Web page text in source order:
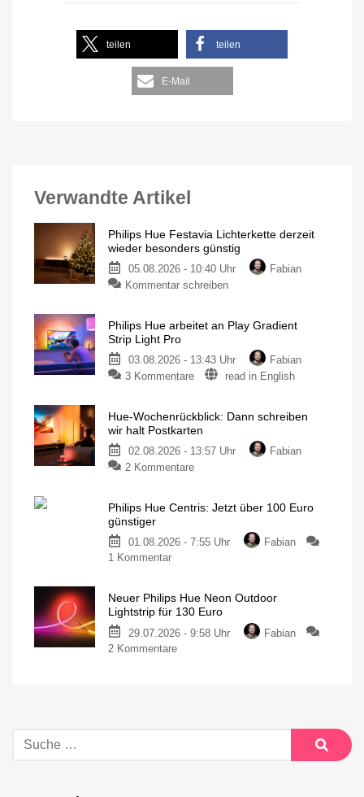
teilen teilen
E-Mail
Verwandte Artikel
Philips Hue Festavia Lichterkette derzeit
wieder besonders günstig
05.08.2026 - 10:40 Uhr
Fabian
Kommentar schreiben
Philips Hue arbeitet an Play Gradient
Strip Light Pro
03.08.2026 - 13:43 Uhr
Fabian
3 Kommentare
read in English
Hue-Wochenrückblick: Dann schreiben
wir halt Postkarten
02.08.2026 - 13:57 Uhr
Fabian
2 Kommentare
Philips Hue Centris: Jetzt über 100 Euro
günstiger
01.08.2026 - 7:55 Uhr
Fabian
1 Kommentar
Neuer Philips Hue Neon Outdoor
Lightstrip für 130 Euro
29.07.2026 - 9:58 Uhr
Fabian
2 Kommentare